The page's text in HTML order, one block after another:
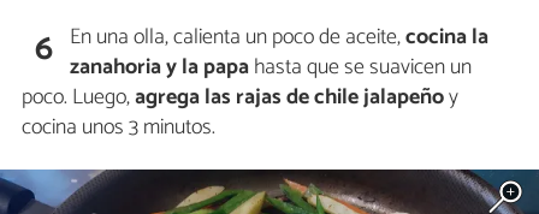
6 En una olla, calienta un poco de aceite,cocina la
zanahoria y la papahasta que se suavicen un
poco. Luego,agrega las rajas de chile jalapeñoy
cocina unos 3 minutos.